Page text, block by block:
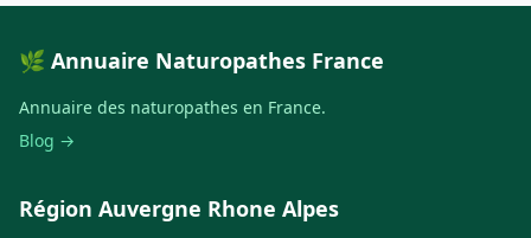
🌿 Annuaire Naturopathes France
Annuaire des naturopathes en France.
Blog →
Région Auvergne Rhone Alpes